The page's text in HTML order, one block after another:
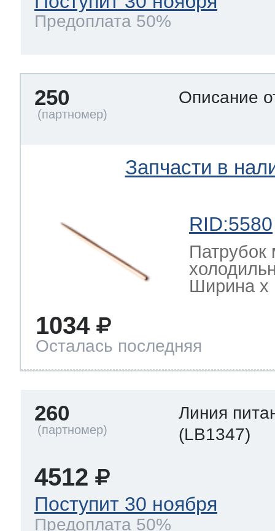
Предоплата 50%
250 Описание
Запчасти в
RID:5580
Патрубок
Ширина х
1034
Осталась последняя
260
Линия
(LB1347)
4512
Поступит 30 ноября
Предоплата 50%